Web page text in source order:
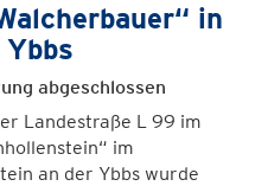
in
abgeschlossen
Landestraße L 99 im
im
an der Ybbs wurde